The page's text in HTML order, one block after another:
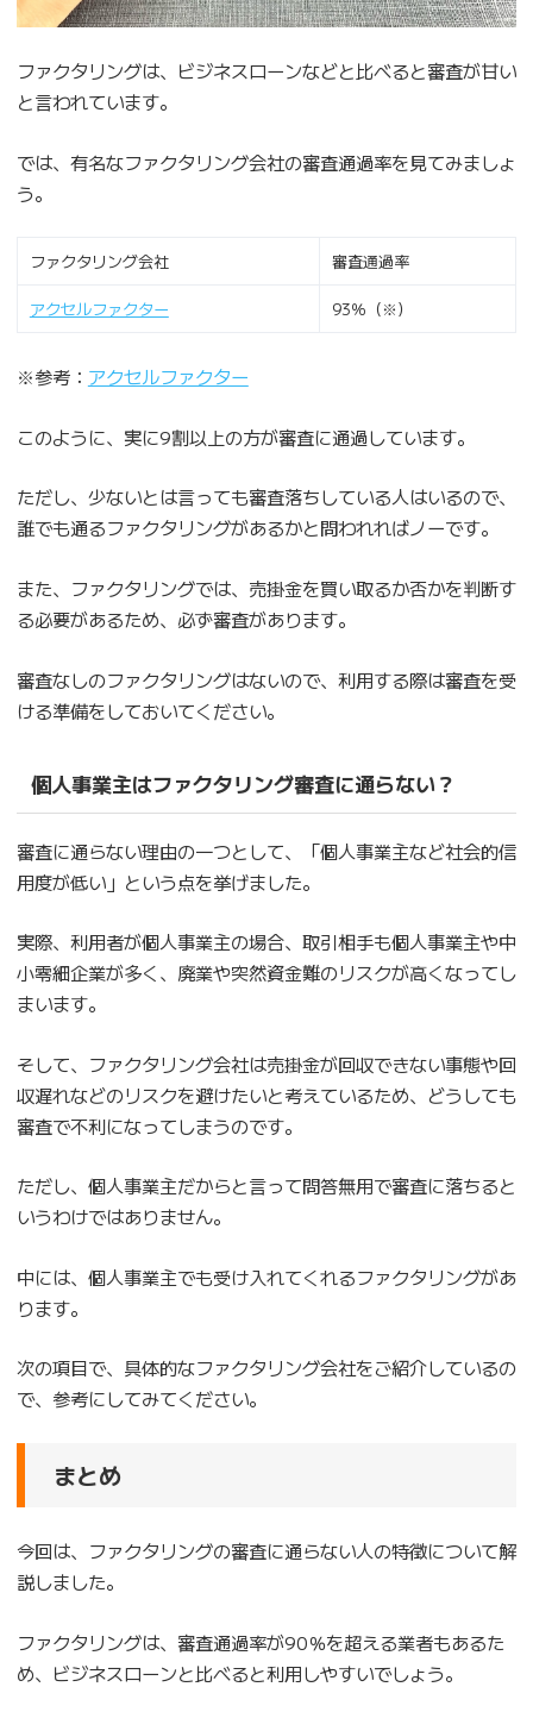
ファクタリングは、ビジネスローンなどと比べると審査が甘い
と言われています。
では、有名なファクタリング会社の審査通過率を見てみましょ
う。
ファクタリング会社 審査通過率
アクセルファクター 93％（※）
※参考： アクセルファクター
このように、実に9割以上の方が審査に通過しています。
ただし、少ないとは言っても審査落ちしている人はいるので、
誰でも通るファクタリングがあるかと問われればノーです。
また、ファクタリングでは、売掛金を買い取るか否かを判断す
る必要があるため、必ず審査があります。
審査なしのファクタリングはないので、利用する際は審査を受
ける準備をしておいてください。
個人事業主はファクタリング審査に通らない？
審査に通らない理由の一つとして、「個人事業主など社会的信
用度が低い」という点を挙げました。
実際、利用者が個人事業主の場合、取引相手も個人事業主や中
小零細企業が多く、廃業や突然資金難のリスクが高くなってし
まいます。
そして、ファクタリング会社は売掛金が回収できない事態や回
収遅れなどのリスクを避けたいと考えているため、どうしても
審査で不利になってしまうのです。
ただし、個人事業主だからと言って問答無用で審査に落ちると
いうわけではありません。
中には、個人事業主でも受け入れてくれるファクタリングがあ
ります。
次の項目で、具体的なファクタリング会社をご紹介しているの
で、参考にしてみてください。
まとめ
今回は、ファクタリングの審査に通らない人の特徴について解
説しました。
ファクタリングは、審査通過率が90％を超える業者もあるた
め、ビジネスローンと比べると利用しやすいでしょう。